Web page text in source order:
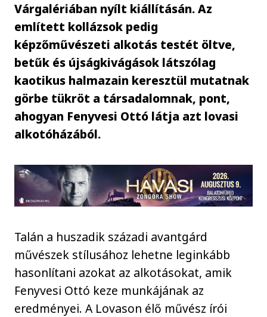
Várgalériában nyílt kiállításán. Az
említett kollázsok pedig
képzőművészeti alkotás testét öltve,
betűk és újságkivágások látszólag
kaotikus halmazain keresztül mutatnak
görbe tükröt a társadalomnak, pont,
ahogyan Fenyvesi Ottó látja azt lovasi
alkotóházából.
Talán a huszadik századi avantgárd
művészek stílusához lehetne leginkább
hasonlítani azokat az alkotásokat, amik
Fenyvesi Ottó keze munkájának az
eredményei. A Lovason élő művész írói